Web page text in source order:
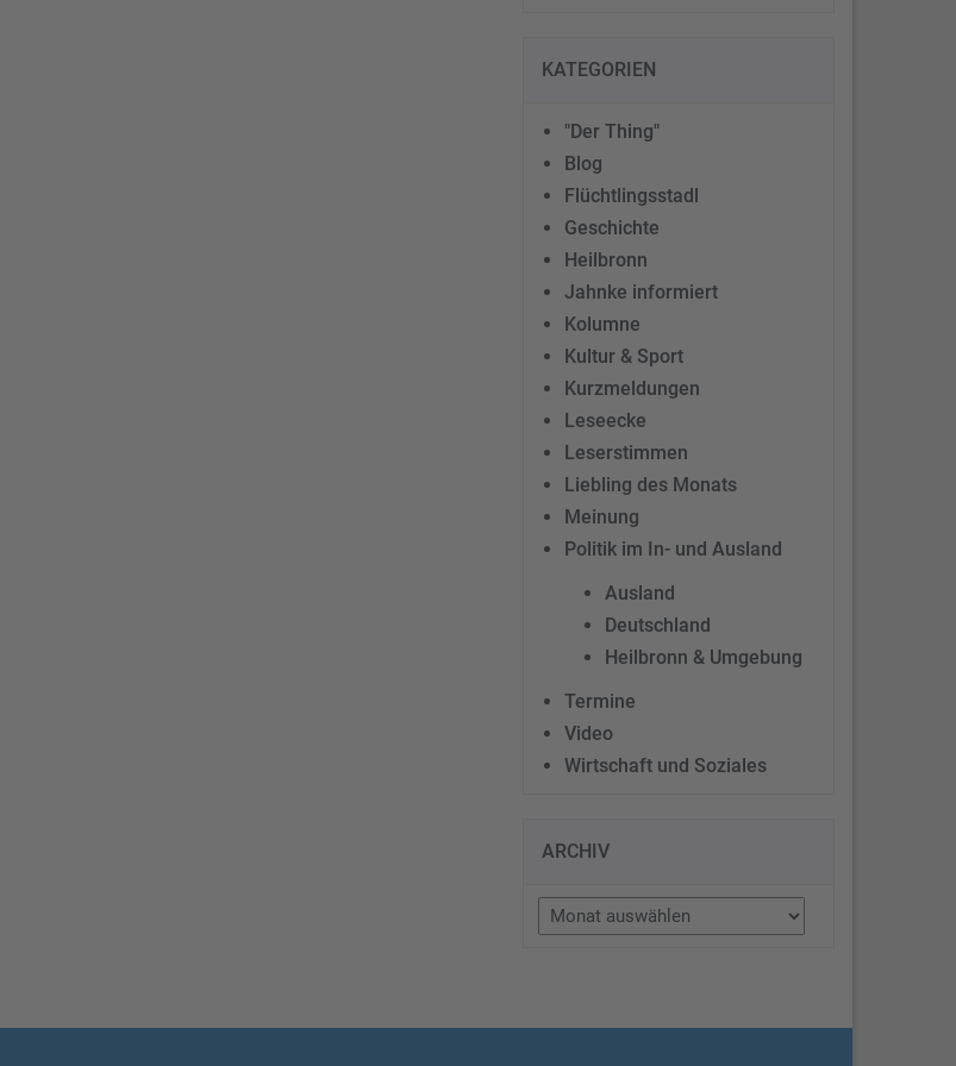
KATEGORIEN
"Der Thing"
Blog
Flüchtlingsstadl
Geschichte
Heilbronn
Jahnke informiert
Kolumne
Kultur & Sport
Kurzmeldungen
Leseecke
Leserstimmen
Liebling des Monats
Meinung
Politik im In- und Ausland
Ausland
Deutschland
Heilbronn & Umgebung
Termine
Video
Wirtschaft und Soziales
ARCHIV
Archiv